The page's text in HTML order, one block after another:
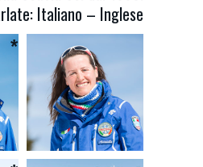
Italiano – Inglese
Parla italiano,
inglese,
francese,
tedesco e
russo
MARCO
BROGLIO